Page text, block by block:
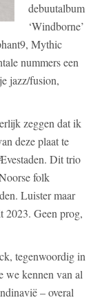
debuutalbum
‘Windborne’
Mythic
nummers een
jazz/fusion,
zeggen dat ik
deze plaat te
Dit trio
folk
Luister maar
2023. Geen prog,
tegenwoordig in
we kennen van al
– overal